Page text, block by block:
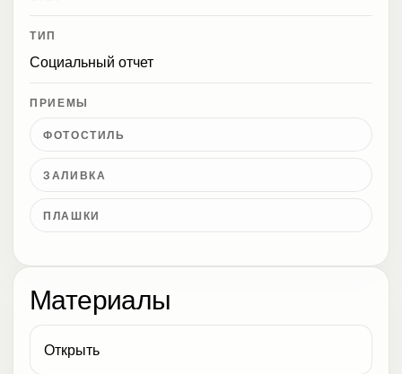
ТИП
Социальный отчет
ПРИЕМЫ
ФОТОСТИЛЬ
ЗАЛИВКА
ПЛАШКИ
Материалы
Открыть